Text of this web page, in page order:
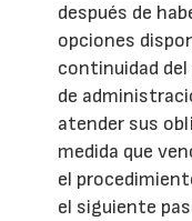
después de
opciones
continuidad
de
atender sus
medida que
el
el siguiente